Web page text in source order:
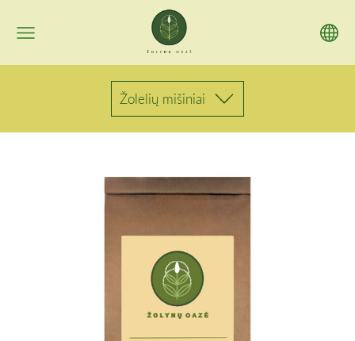
Žolelių mišiniai